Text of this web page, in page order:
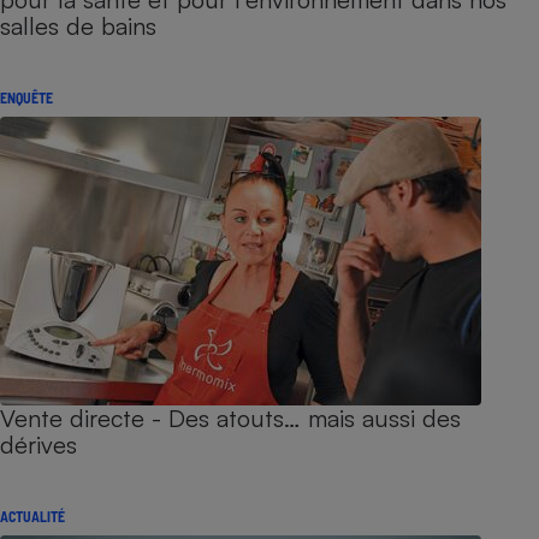
salles de bains
ENQUÊTE
Vente directe - Des atouts… mais aussi des
dérives
ACTUALITÉ